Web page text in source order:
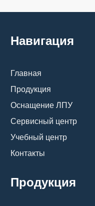
Навигация
Главная
Продукция
Оснащение ЛПУ
Сервисный центр
Учебный центр
Контакты
Продукция